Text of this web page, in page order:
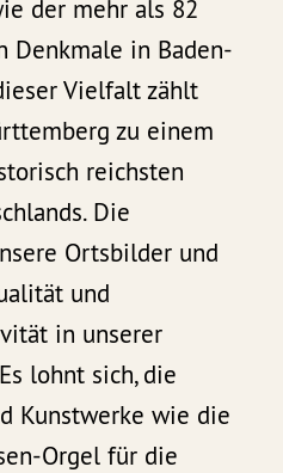
der mehr als 82
Denkmale in Baden-
Vielfalt zählt
zu einem
reichsten
Die
Ortsbilder und
und
in unserer
lohnt sich, die
Kunstwerke wie die
Orgel für die